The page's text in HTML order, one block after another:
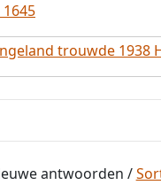
trouwde 1938
antwoorden /